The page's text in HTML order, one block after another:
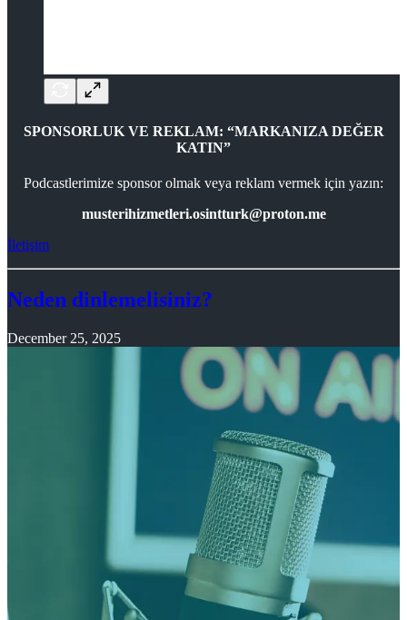
SPONSORLUK VE REKLAM: “MARKANIZA DEĞER
KATIN”
Podcastlerimize sponsor olmak veya reklam vermek için yazın:
musterihizmetleri.osintturk@proton.me
İletişim
Neden dinlemelisiniz?
December 25, 2025